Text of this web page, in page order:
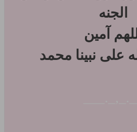
الجنه
آمين
على نبينا محمد